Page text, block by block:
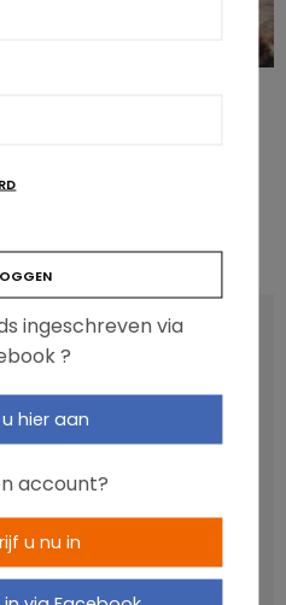
zonder jezelf te vergiftigen
voorzorgsmaatregelen helpen
te genieten…
de cardiometabole
is goed, maar wat is dat
en omega-3: wat zijn de
ingeschreven via
?
hier aan
account?
u nu in